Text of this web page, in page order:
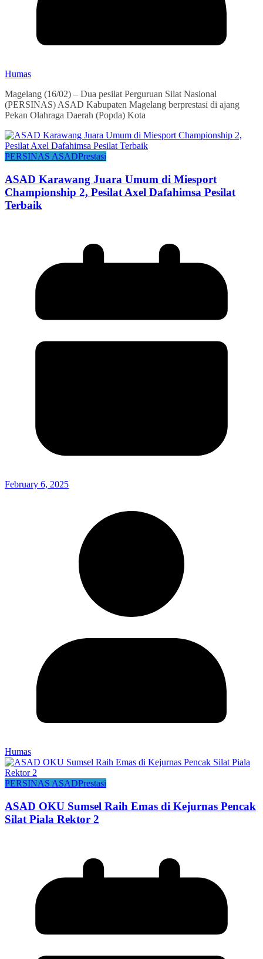
Humas
Magelang (16/02) – Dua pesilat Perguruan Silat Nasional
(PERSINAS) ASAD Kabupaten Magelang berprestasi di ajang
Pekan Olahraga Daerah (Popda) Kota
PERSINAS ASADPrestasi
ASAD Karawang Juara Umum di Miesport
Championship 2, Pesilat Axel Dafahimsa Pesilat
Terbaik
February 6, 2025
Humas
PERSINAS ASADPrestasi
ASAD OKU Sumsel Raih Emas di Kejurnas Pencak
Silat Piala Rektor 2